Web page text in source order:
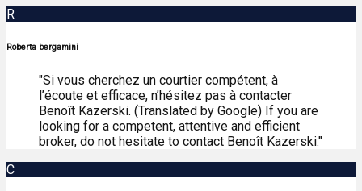
R
Roberta bergamini
"Si vous cherchez un courtier compétent, à
l’écoute et efficace, n’hésitez pas à contacter
Benoît Kazerski. (Translated by Google) If you are
looking for a competent, attentive and efficient
broker, do not hesitate to contact Benoît Kazerski."
C